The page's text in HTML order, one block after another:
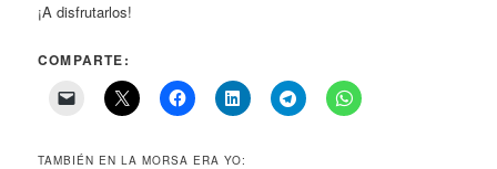
¡A disfrutarlos!
COMPARTE:
TAMBIÉN EN LA MORSA ERA YO: